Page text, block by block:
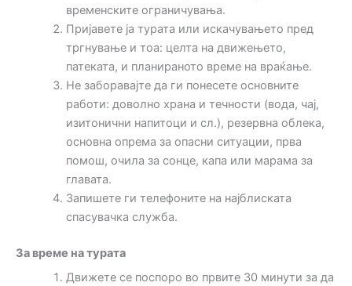
временските ограничувања.
Пријавете ја турата или искачувањето пред
тргнување и тоа: целта на движењето,
патеката, и планираното време на враќање.
Не заборавајте да ги понесете основните
работи: доволно храна и течности (вода, чај,
изитонични напитоци и сл.), резервна облека,
основна опрема за опасни ситуации, прва
помош, очила за сонце, капа или марама за
главата.
Запишете ги телефоните на најблиската
спасувачка служба.
За време на турата
Движете се поспоро во првите 30 минути за да